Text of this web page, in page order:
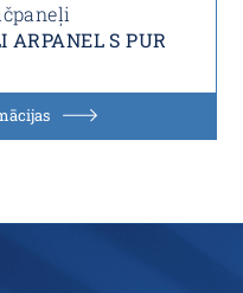
ARPANEL S PUR